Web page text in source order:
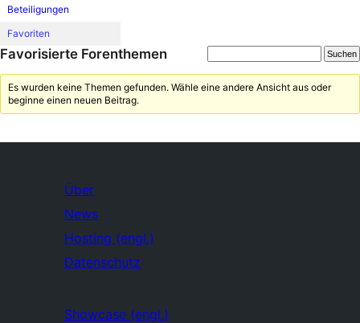
Beteiligungen
Favoriten
Favorisierte Forenthemen
Es wurden keine Themen gefunden. Wähle eine andere Ansicht aus oder
beginne einen neuen Beitrag.
Über
News
Hosting (engl.)
Datenschutz
Showcase (engl.)